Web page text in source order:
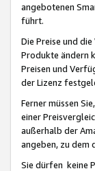
angebotenen
führt.
Die Preise und
Produkte ändern
Preisen und
der Lizenz
Ferner müssen
einer
außerhalb der
angeben, zu dem
Sie dürfen keine